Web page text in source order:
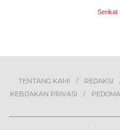
Serikat
TENTANG KAMI REDAKSI
KEBIJAKAN PRIVASI